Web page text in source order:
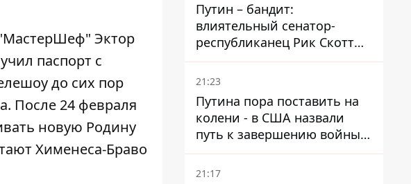
Эктор
паспорт с
до сих пор
После 24 февраля
новую Родину
Хименеса-Браво
Путин – бандит:
влиятельный сенатор-
республиканец Рик Скотт
призвал Конгресс привлечь
РФ к ответственности за
21:23
Путина пора поставить на
колени - в США назвали
путь к завершению войны -
National Security Journal
21:17